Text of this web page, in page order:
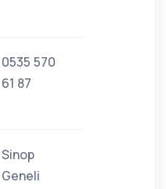
0535 570
61 87
Sinop
Geneli